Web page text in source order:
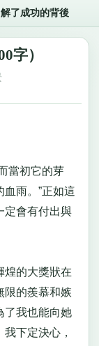
了成功的背後
字）
當初它的芽
雨。”正如這
定會有付出與
的大獎狀在
限的羨慕和嫉
了我也能向她
下定決心，